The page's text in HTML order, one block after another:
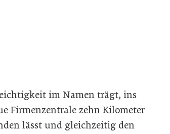
im Namen trägt, ins
Firmenzen­trale zehn Kilometer
lässt und gleichzeitig den